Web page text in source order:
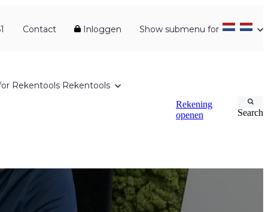
Contact Inloggen Show submenu for
Rekentools Rekentools
Rekening
openen
Search